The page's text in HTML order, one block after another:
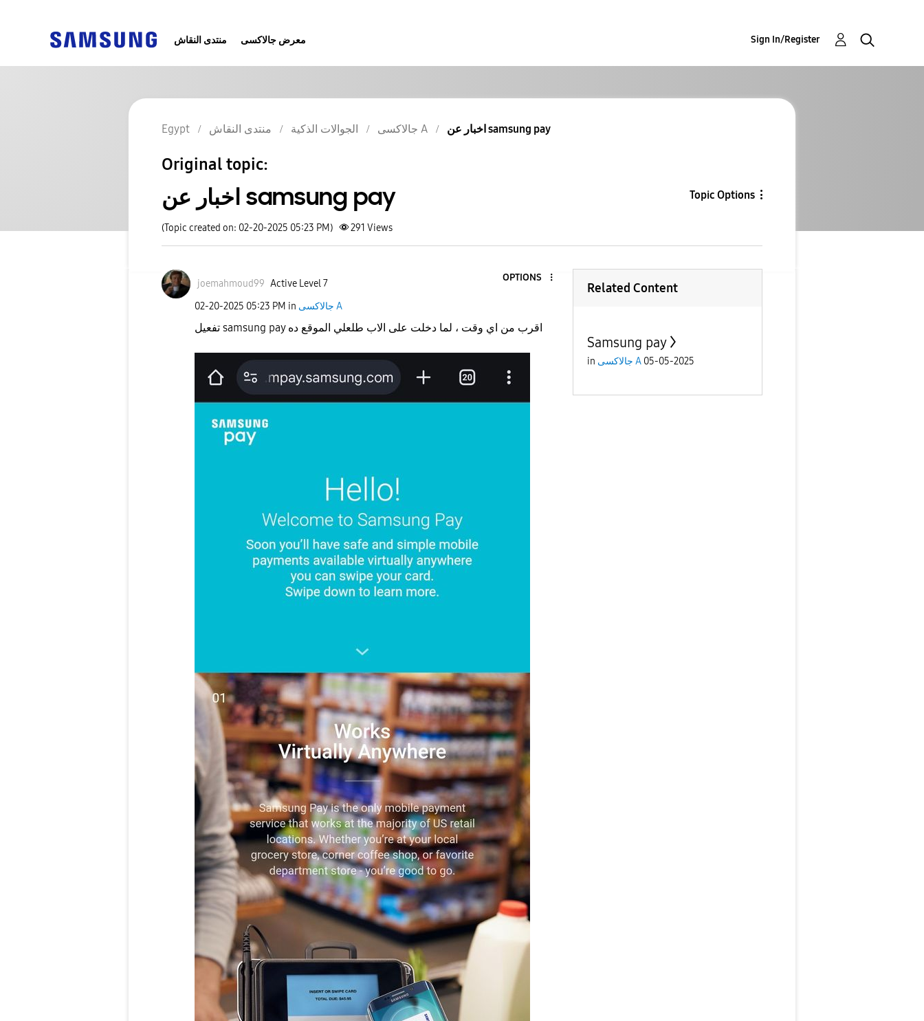
منتدى النقاش معرض جالاكسى Sign In/Register
Egypt منتدى النقاش الجوالات الذكية جالاكسى A اخبار عن samsung pay
Original topic:
اخبار عن samsung pay Topic Options
(Topic created on: 02-20-2025 05:23 PM) 291 Views
joemahmoud99 Active Level 7
OPTIONS
‎02-20-2025 05:23 PM in جالاكسى A
Related Content
Samsung pay
in جالاكسى A 05-05-2025